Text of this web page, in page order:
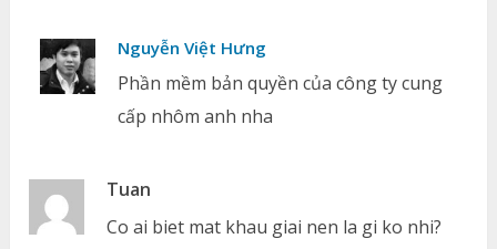
Nguyễn Việt Hưng
Phần mềm bản quyền của công ty cung
cấp nhôm anh nha
Tuan
Co ai biet mat khau giai nen la gi ko nhi?